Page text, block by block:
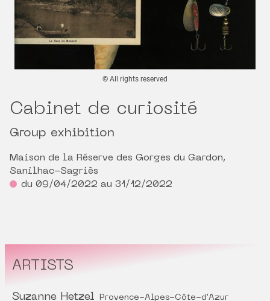
© All rights reserved
Cabinet de curiosité
Group exhibition
Maison de la Réserve des Gorges du Gardon,
Sanilhac-Sagriès
du 09/04/2022 au 31/12/2022
ARTISTS
Suzanne Hetzel Provence-Alpes-Côte-d'Azur